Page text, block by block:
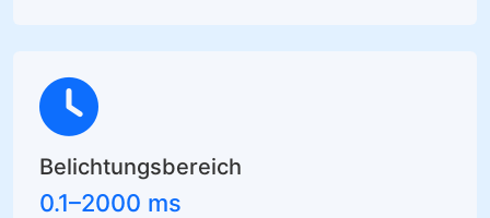
Belichtungsbereich
0.1–2000 ms